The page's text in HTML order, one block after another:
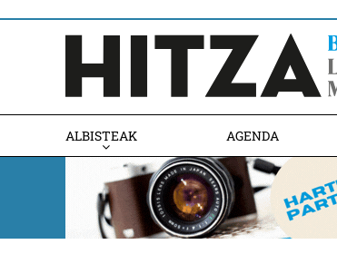
ALBISTEAK AGENDA